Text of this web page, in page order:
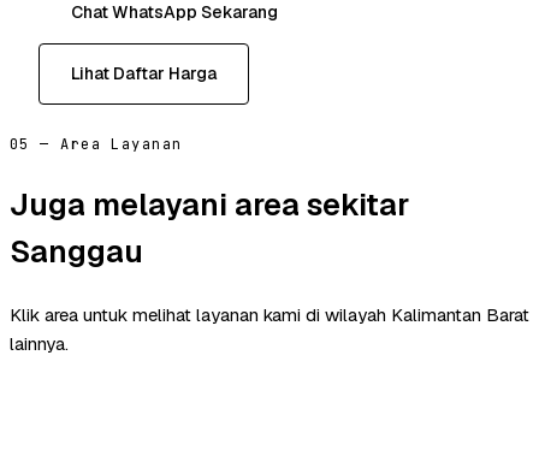
Chat WhatsApp Sekarang
Lihat Daftar Harga
05 — Area Layanan
Juga melayani area sekitar
Sanggau
Klik area untuk melihat layanan kami di wilayah Kalimantan Barat
lainnya.